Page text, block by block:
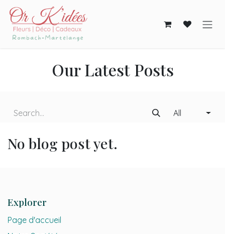
Skip to Content
Our Latest Posts
All
No blog post yet.
Explorer
Page d'accueil